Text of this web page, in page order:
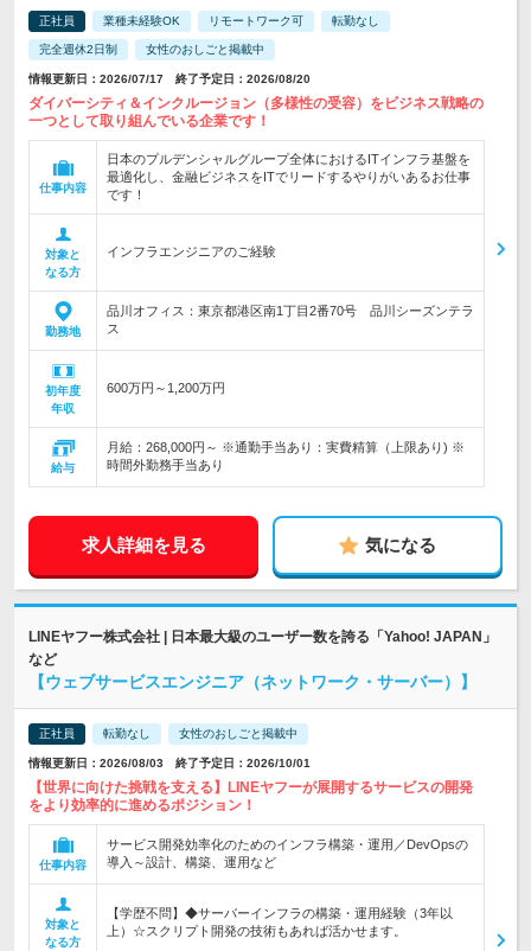
正社員 業種未経験OK リモートワーク可 転勤なし
完全週休2日制 女性のおしごと掲載中
情報更新日：2026/07/17 終了予定日：2026/08/20
ダイバーシティ＆インクルージョン（多様性の受容）をビジネス戦略の
一つとして取り組んでいる企業です！
仕事内容
日本のプルデンシャルグループ全体におけるITインフラ基盤を
最適化し、金融ビジネスをITでリードするやりがいあるお仕事
です！
対象と
なる方
インフラエンジニアのご経験
勤務地
品川オフィス：東京都港区南1丁目2番70号 品川シーズンテラ
ス
初年度
年収
600万円～1,200万円
給与
月給：268,000円～ ※通勤手当あり：実費精算（上限あり) ※
時間外勤務手当あり
求人詳細を見る 気になる
LINEヤフー株式会社 | 日本最大級のユーザー数を誇る「Yahoo! JAPAN」
など
【ウェブサービスエンジニア（ネットワーク・サーバー）】
正社員 転勤なし 女性のおしごと掲載中
情報更新日：2026/08/03 終了予定日：2026/10/01
【世界に向けた挑戦を支える】LINEヤフーが展開するサービスの開発
をより効率的に進めるポジション！
仕事内容
サービス開発効率化のためのインフラ構築・運用／DevOpsの
導入～設計、構築、運用など
対象と
なる方
【学歴不問】◆サーバーインフラの構築・運用経験（3年以
上）☆スクリプト開発の技術もあれば活かせます。